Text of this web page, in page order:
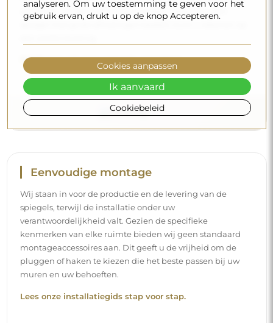
aankomt, zonder bijkomende kosten. Zelfs als u een
spiegel met grote afmetingen bestelt, kunt u rekenen op
Bekijk hoe wij onze spiegels verpakken.
Eenvoudige montage
Wij staan in voor de productie en de levering van de
spiegels, terwijl de installatie onder uw
verantwoordelijkheid valt. Gezien de specifieke
kenmerken van elke ruimte bieden wij geen standaard
montageaccessoires aan. Dit geeft u de vrijheid om de
pluggen of haken te kiezen die het beste passen bij uw
muren en uw behoeften.
Lees onze installatiegids stap voor stap.
analyseren. Om uw toestemming te geven voor het
gebruik ervan, drukt u op de knop Accepteren.
Cookiebeleid
Cookies aanpassen
Ik aanvaard